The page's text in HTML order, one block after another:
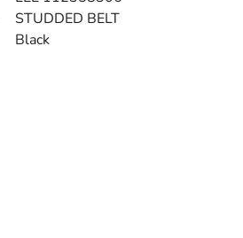
STUDDED BELT
Black